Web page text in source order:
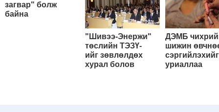
загвар" болж
байна
"Шивээ-Энержи"
төслийн ТЭЗҮ-
ийг зөвлөлдөх
хурал болов
ДЭМБ
шижин
сэргийлэхийг
уриаллаа